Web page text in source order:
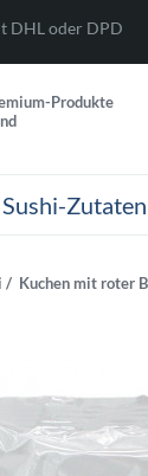
DHL oder DPD
Produkte
Sushi-Zutaten
Kuchen mit roter